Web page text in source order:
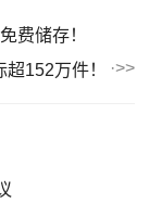
费储存！
152万件！